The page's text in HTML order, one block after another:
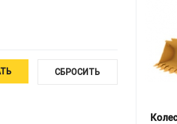
СБРОСИТЬ